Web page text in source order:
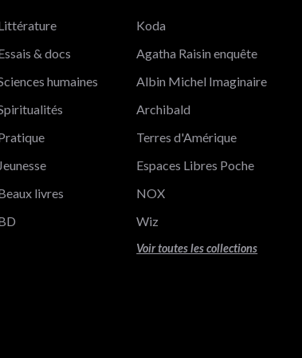
& docs
humaines
Jeunesse
livres
Koda
Agatha Raisin enquête
Albin Michel Imaginaire
Archibald
Terres d'Amérique
Espaces Libres Poche
NOX
Wiz
Voir toutes les collections